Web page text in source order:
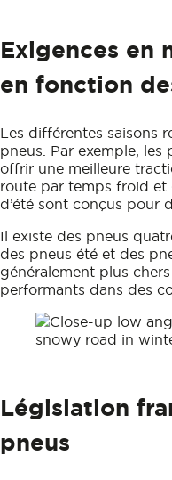
Exigences en
en fonction
Les différentes saisons
pneus. Par exemple, les
offrir une meilleure
route par temps froid et
d’été sont conçus pour
Il existe des pneus
des pneus été et des
généralement plus
performants dans des
Législation
pneus